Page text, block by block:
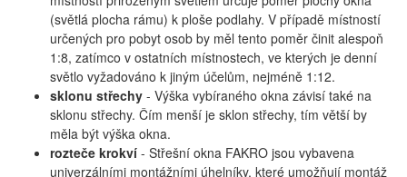
(světlá plocha rámu) k ploše podlahy. V případě místností
určených pro pobyt osob by měl tento poměr činit alespoň
1:8, zatímco v ostatních místnostech, ve kterých je denní
světlo vyžadováno k jiným účelům, nejméně 1:12.
sklonu střechy - Výška vybíraného okna závisí také na
sklonu střechy. Čím menší je sklon střechy, tím větší by
měla být výška okna.
rozteče krokví - Střešní okna FAKRO jsou vybavena
univerzálními montážními úhelníky, které umožňují montáž